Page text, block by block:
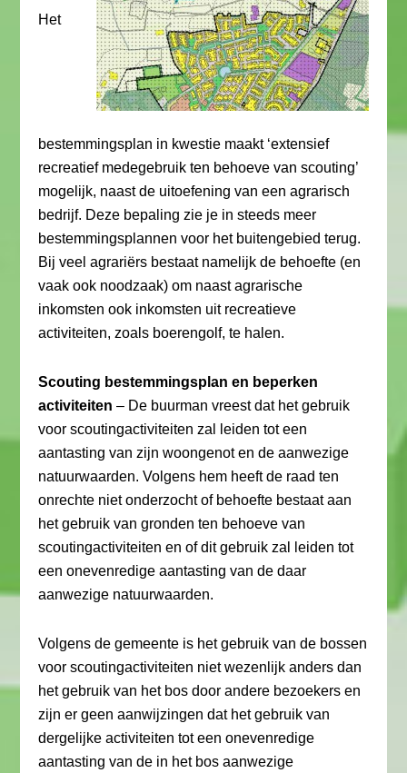
Het
bestemmingsplan in kwestie maakt ‘extensief
recreatief medegebruik ten behoeve van scouting’
mogelijk, naast de uitoefening van een agrarisch
bedrijf. Deze bepaling zie je in steeds meer
bestemmingsplannen voor het buitengebied terug.
Bij veel agrariërs bestaat namelijk de behoefte (en
vaak ook noodzaak) om naast agrarische
inkomsten ook inkomsten uit recreatieve
activiteiten, zoals boerengolf, te halen.
Scouting bestemmingsplan en beperken
activiteiten – De buurman vreest dat het gebruik
voor scoutingactiviteiten zal leiden tot een
aantasting van zijn woongenot en de aanwezige
natuurwaarden. Volgens hem heeft de raad ten
onrechte niet onderzocht of behoefte bestaat aan
het gebruik van gronden ten behoeve van
scoutingactiviteiten en of dit gebruik zal leiden tot
een onevenredige aantasting van de daar
aanwezige natuurwaarden.
Volgens de gemeente is het gebruik van de bossen
voor scoutingactiviteiten niet wezenlijk anders dan
het gebruik van het bos door andere bezoekers en
zijn er geen aanwijzingen dat het gebruik van
dergelijke activiteiten tot een onevenredige
aantasting van de in het bos aanwezige